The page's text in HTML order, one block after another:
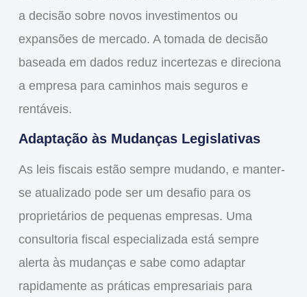
a decisão sobre novos investimentos ou
expansões de mercado. A tomada de decisão
baseada em dados reduz incertezas e direciona
a empresa para caminhos mais seguros e
rentáveis.
Adaptação às Mudanças Legislativas
As leis fiscais estão sempre mudando, e manter-
se atualizado pode ser um desafio para os
proprietários de pequenas empresas. Uma
consultoria fiscal especializada está sempre
alerta às mudanças e sabe como adaptar
rapidamente as práticas empresariais para